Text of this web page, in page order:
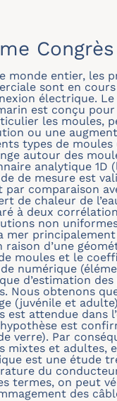
monde entier, les
sont en
électrique.
est conçu
les moules,
ou une
types de
autour des
analytique 1D
de mesure est
par comparaison
de chaleur de
à deux
non
mer
raison d’une
moules et le
numérique
d’estimation
Nous obtenons
(juvénile et
est attendue dans
est
verre). Par
mixtes et adultes,
est une étude
du
termes, on peut
des